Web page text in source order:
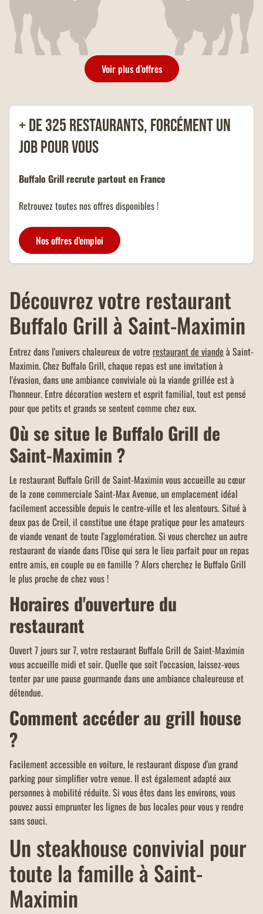
pour une pause déjeuner rapide !
NOMBREUSES
Un menu KIDS offert dans tous
les restaurants Buffalo Grill sur
présentation de votre carte
famille nombreuse et dans la
limite d'un menu KIDS par
Voir plus d’offres
+ de 325 restaurants, forcément un
job pour vous
Buffalo Grill recrute partout en France
Retrouvez toutes nos offres disponibles !
Nos offres d'emploi
Découvrez votre restaurant
Buffalo Grill à Saint-Maximin
Entrez dans l'univers chaleureux de votre restaurant de viande à Saint-
Maximin. Chez Buffalo Grill, chaque repas est une invitation à
l'évasion, dans une ambiance conviviale où la viande grillée est à
l'honneur. Entre décoration western et esprit familial, tout est pensé
pour que petits et grands se sentent comme chez eux.
Où se situe le Buffalo Grill de
Saint-Maximin ?
Le restaurant Buffalo Grill de Saint-Maximin vous accueille au cœur
de la zone commerciale Saint-Max Avenue, un emplacement idéal
facilement accessible depuis le centre-ville et les alentours. Situé à
deux pas de Creil, il constitue une étape pratique pour les amateurs
de viande venant de toute l'agglomération. Si vous cherchez un autre
restaurant de viande dans l'Oise qui sera le lieu parfait pour un repas
entre amis, en couple ou en famille ? Alors cherchez le Buffalo Grill
le plus proche de chez vous !
Horaires d'ouverture du
restaurant
Ouvert 7 jours sur 7, votre restaurant Buffalo Grill de Saint-Maximin
vous accueille midi et soir. Quelle que soit l'occasion, laissez-vous
tenter par une pause gourmande dans une ambiance chaleureuse et
détendue.
Comment accéder au grill house
?
Facilement accessible en voiture, le restaurant dispose d'un grand
parking pour simplifier votre venue. Il est également adapté aux
personnes à mobilité réduite. Si vous êtes dans les environs, vous
pouvez aussi emprunter les lignes de bus locales pour vous y rendre
sans souci.
Un steakhouse convivial pour
toute la famille à Saint-
Maximin